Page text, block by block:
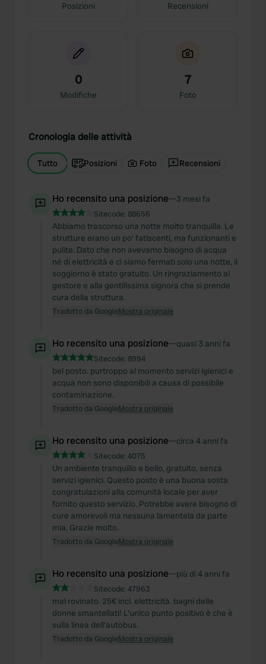
Posizioni Recensioni
0
Modifiche
7
Foto
Cronologia delle attività
Tutto Posizioni Foto Recensioni
Ho recensito una posizione—3 mesi fa
Sitecode: 88656
Abbiamo trascorso una notte molto tranquilla. Le
strutture erano un po' fatiscenti, ma funzionanti e
pulite. Dato che non avevamo bisogno di acqua
né di elettricità e ci siamo fermati solo una notte, il
soggiorno è stato gratuito. Un ringraziamento al
gestore e alla gentilissima signora che si prende
cura della struttura.
Tradotto da GoogleMostra originale
Ho recensito una posizione—quasi 3 anni fa
Sitecode: 8994
bel posto. purtroppo al momento servizi igienici e
acqua non sono disponibili a causa di possibile
contaminazione.
Tradotto da GoogleMostra originale
Ho recensito una posizione—circa 4 anni fa
Sitecode: 4075
Un ambiente tranquillo e bello, gratuito, senza
servizi igienici. Questo posto è una buona sosta
congratulazioni alla comunità locale per aver
fornito questo servizio. Potrebbe avere bisogno di
cure amorevoli ma nessuna lamentela da parte
mia. Grazie molto.
Tradotto da GoogleMostra originale
Ho recensito una posizione—più di 4 anni fa
Sitecode: 47963
mal rovinato. 25€ incl. elettricità. bagni delle
donne smantellati! L'unico punto positivo è che è
sulla linea dell'autobus.
Tradotto da GoogleMostra originale